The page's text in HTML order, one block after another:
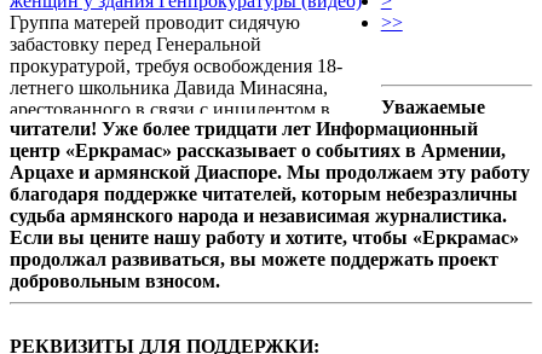
диаспорой.
Группа матерей проводит сидячую
забастовку перед Генеральной
прокуратурой, требуя освобождения 18-
летнего школьника Давида Минасяна,
арестованного в связи с инцидентом в
церкви Святой Анны.
>>
Уважаемые
читатели! Уже более тридцати лет Информационный
центр «Еркрамас» рассказывает о событиях в Армении,
Арцахе и армянской Диаспоре. Мы продолжаем эту работу
благодаря поддержке читателей, которым небезразличны
судьба армянского народа и независимая журналистика.
Если вы цените нашу работу и хотите, чтобы «Еркрамас»
продолжал развиваться, вы можете поддержать проект
добровольным взносом.
РЕКВИЗИТЫ ДЛЯ ПОДДЕРЖКИ: